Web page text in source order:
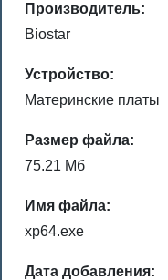
Производитель:
Biostar
Устройство:
Материнские платы
Размер файла:
75.21 Мб
Имя файла:
xp64.exe
Дата добавления: